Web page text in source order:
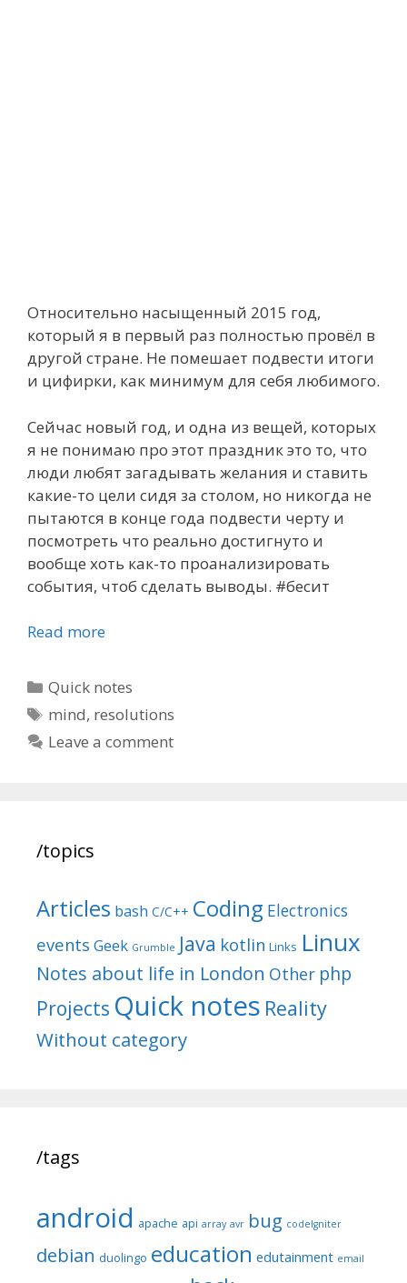
Относительно насыщенный 2015 год,
который я в первый раз полностью провёл в
другой стране. Не помешает подвести итоги
и цифирки, как минимум для себя любимого.
Сейчас новый год, и одна из вещей, которых
я не понимаю про этот праздник это то, что
люди любят загадывать желания и ставить
какие-то цели сидя за столом, но никогда не
пытаются в конце года подвести черту и
посмотреть что реально достигнуто и
вообще хоть как-то проанализировать
события, чтоб сделать выводы. #бесит
Read more
Categories
Quick notes
Tags
mind, resolutions
Leave a comment
/topics
Articles bash C/C++ Coding Electronics
events Geek Grumble Java kotlin Links Linux
Notes about life in London Other php
Projects Quick notes Reality
Without category
/tags
android apache api array avr bug codeIgniter
debian duolingo education edutainment email